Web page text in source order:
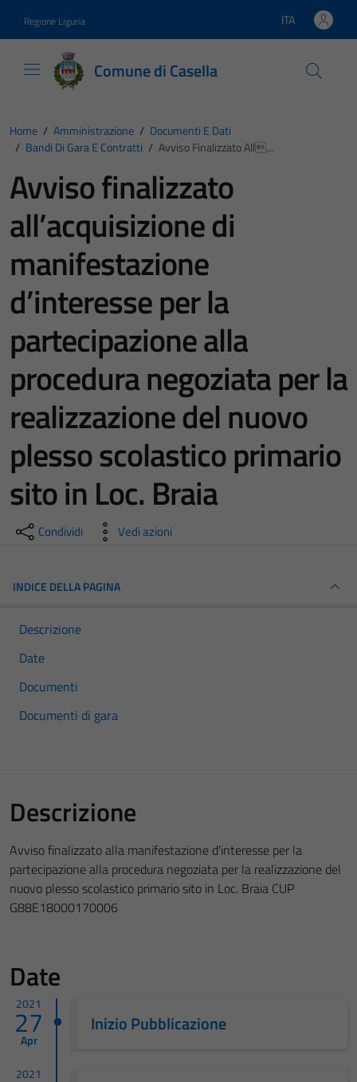
Regione Liguria Lingua attiva:
ITA
Comune di Casella
Home / Amministrazione / Documenti E Dati
/ Bandi Di Gara E Contratti / Avviso Finalizzato All...
Avviso finalizzato
all’acquisizione di
manifestazione
d’interesse per la
partecipazione alla
procedura negoziata per la
realizzazione del nuovo
plesso scolastico primario
sito in Loc. Braia
Condividi Vedi azioni
INDICE DELLA PAGINA
Descrizione
Date
Documenti
Documenti di gara
Descrizione
Avviso finalizzato alla manifestazione d'interesse per la
partecipazione alla procedura negoziata per la realizzazione del
nuovo plesso scolastico primario sito in Loc. Braia CUP
G88E18000170006
Date
2021
27
Apr
Inizio Pubblicazione
2021